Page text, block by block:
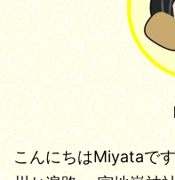
こんにちはMiyataで